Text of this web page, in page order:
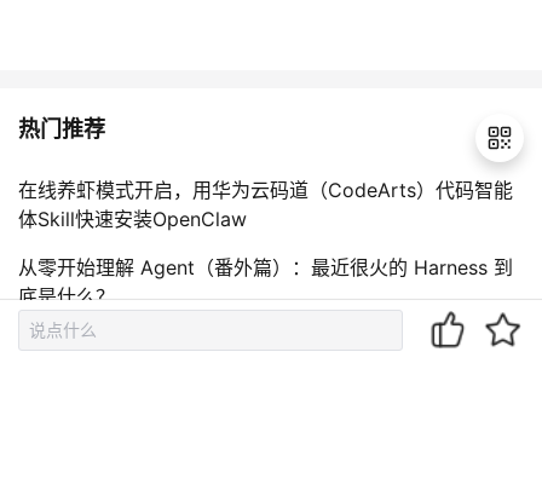
热门推荐
在线养虾模式开启，用华为云码道（CodeArts）代码智能
体Skill快速安装OpenClaw
从零开始理解 Agent（番外篇）：最近很火的 Harness 到
底是什么？
从零开始写好 Skill（二）：一个好 Skill 长什么样——SKIL